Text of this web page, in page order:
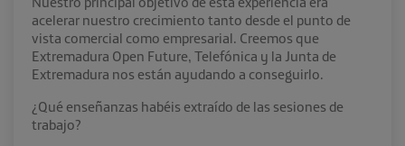
acelerar nuestro crecimiento tanto desde el punto de
vista comercial como empresarial. Creemos que
Extremadura Open Future, Telefónica y la Junta de
Extremadura nos están ayudando a conseguirlo.
¿Qué enseñanzas habéis extraído de las sesiones de
trabajo?